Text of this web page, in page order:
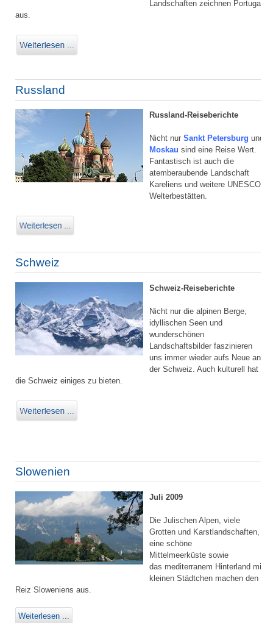
Landschaften zeichnen Portugal
aus.
Russland
Russland-Reiseberichte
Nicht nur Sankt Petersburg und
Moskau sind eine Reise Wert.
Fantastisch ist auch die
atemberaubende Landschaft
Kareliens und weitere UNESCO
Welterbestätten.
Schweiz
Schweiz-Reiseberichte
Nicht nur die alpinen Berge,
idyllischen Seen und
wunderschönen
Landschaftsbilder faszinieren
uns immer wieder aufs Neue an
der Schweiz. Auch kulturell hat
die Schweiz einiges zu bieten.
Slowenien
Juli 2009
Die Julischen Alpen, viele
Grotten und Karstlandschaften,
eine schöne
Mittelmeerküste sowie
das mediterranem Hinterland mit
kleinen Städtchen machen den
Reiz Sloweniens aus.
Weiterlesen ...